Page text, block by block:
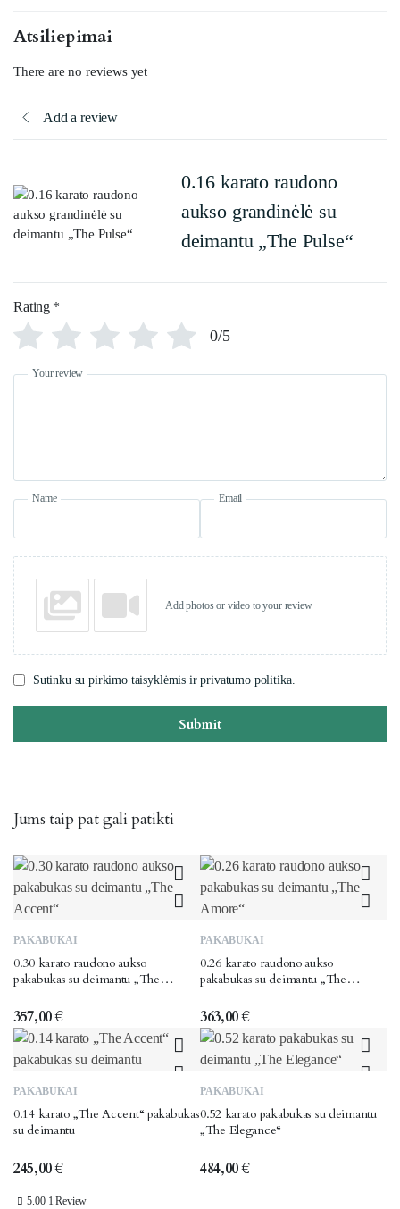
Atsiliepimai
There are no reviews yet
Add a review
0.16 karato raudono
aukso grandinėlė su
deimantu „The Pulse“
Rating *
0/5
Your review
Name Email
Add photos or video to your review
Sutinku su pirkimo taisyklėmis ir privatumo politika.
Submit
Jums taip pat gali patikti
PAKABUKAI
0.30 karato raudono aukso
pakabukas su deimantu „The
357,00€
PAKABUKAI
0.26 karato raudono aukso
pakabukas su deimantu „The
363,00€
PAKABUKAI
0.14 karato „The Accent“ pakabukas
su deimantu
245,00€
5.001 Review
PAKABUKAI
0.52 karato pakabukas su deimantu
„The Elegance“
484,00€